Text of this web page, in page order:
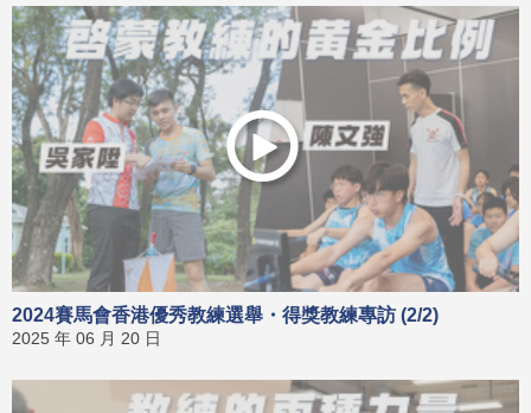
2024賽馬會香港優秀教練選舉・得獎教練專訪 (2/2)
2025 年 06 月 20 日